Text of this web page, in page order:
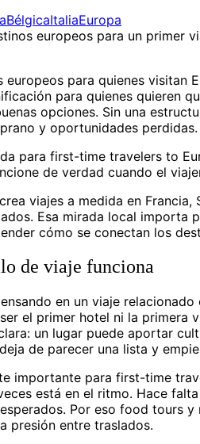
BélgicaItaliaEuropa
europeos para un primer
europeos para quienes visitan
para quienes quieren
opciones. Sin una
y oportunidades perdidas.
para first-time travelers to
de verdad cuando el
viajes a medida en
Esa mirada local importa
cómo se conectan los
de viaje funciona
en un viaje
el primer hotel ni la primera
un lugar puede aportar
de parecer una lista y
importante para first-time
está en el ritmo. Hace
Por eso food tours
presión entre traslados.